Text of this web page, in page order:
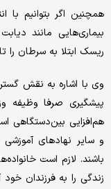
همچنین اگر بتوانیم با
بیماری‌هایی مانند
ریسک ابتلا به سرطان
وی با اشاره به نقش
پیشگیری صرفا وظیفه
هم‌افزایی بین‌دستگاهی
و سایر نهادهای
باشند. لازم است
زندگی را به فرزندان